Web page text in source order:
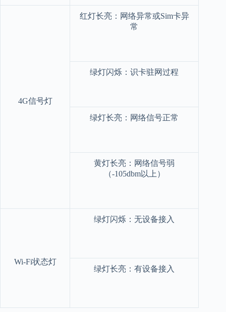
4G信号灯
红灯长亮：网络异常或Sim卡异
常
绿灯闪烁：识卡驻网过程
绿灯长亮：网络信号正常
黄灯长亮：网络信号弱
（-105dbm以上）
Wi-Fi状态灯
绿灯闪烁：无设备接入
绿灯长亮：有设备接入